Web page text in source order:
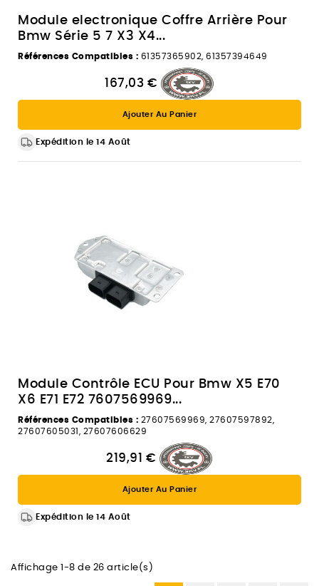
Module electronique Coffre Arrière Pour
Bmw Série 5 7 X3 X4...
Références Compatibles : 61357365902, 61357394649
167,03 €
Ajouter Au Panier
Expédition le 14 Août
Module Contrôle ECU Pour Bmw X5 E70
X6 E71 E72 7607569969...
Références Compatibles : 27607569969, 27607597892,
27607605031, 27607606629
219,91 €
Ajouter Au Panier
Expédition le 14 Août
Affichage 1-8 de 26 article(s)